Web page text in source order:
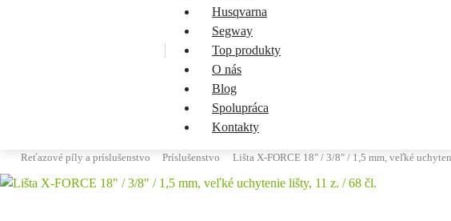
Husqvarna
Segway
Top produkty
O nás
Blog
Spolupráca
Kontakty
Reťazové píly a príslušenstvo Príslušenstvo Lišta X-FORCE 18" / 3/8" / 1,5 mm, veľké